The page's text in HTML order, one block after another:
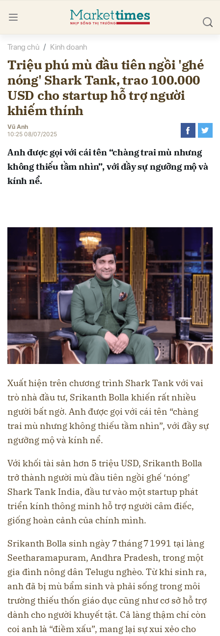
Trang chủ Kinh doanh
Triệu phú mù đầu tiên ngồi 'ghé
nóng' Shark Tank, trao 100.000
USD cho startup hỗ trợ người
khiếm thính
Vũ Anh
10:25 08/07/2025
Anh được gọi với cái tên “chàng trai mù nhưng
không thiếu tầm nhìn”, với đầy sự ngưỡng mộ và
kính nể.
Xuất hiện trên chương trình Shark Tank với vai
trò nhà đầu tư, Srikanth Bolla khiến rất nhiều
người bất ngờ. Anh được gọi với cái tên “chàng
trai mù nhưng không thiếu tầm nhìn”, với đầy sự
ngưỡng mộ và kính nể.
Với khối tài sản hơn 5 triệu USD, Srikanth Bolla
trở thành người mù đầu tiên ngồi ghế ‘nóng’
Shark Tank India, đầu tư vào một startup phát
triển kính thông minh hỗ trợ người câm điếc,
giống hoàn cảnh của chính mình.
Srikanth Bolla sinh ngày 7 tháng 7 1991 tại làng
Seetharamapuram, Andhra Pradesh, trong một
gia đình nông dân Telugu nghèo. Từ khi sinh ra,
anh đã bị mù bẩm sinh và phải sống trong môi
trường thiếu thốn giáo dục cũng như cơ sở hỗ trợ
dành cho người khuyết tật. Cả làng thậm chí còn
coi anh là “điềm xấu”, mang lại sự xui xẻo cho
luận